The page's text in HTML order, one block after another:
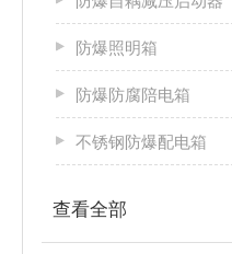
防爆照明箱
防爆防腐陪电箱
不锈钢防爆配电箱
查看全部